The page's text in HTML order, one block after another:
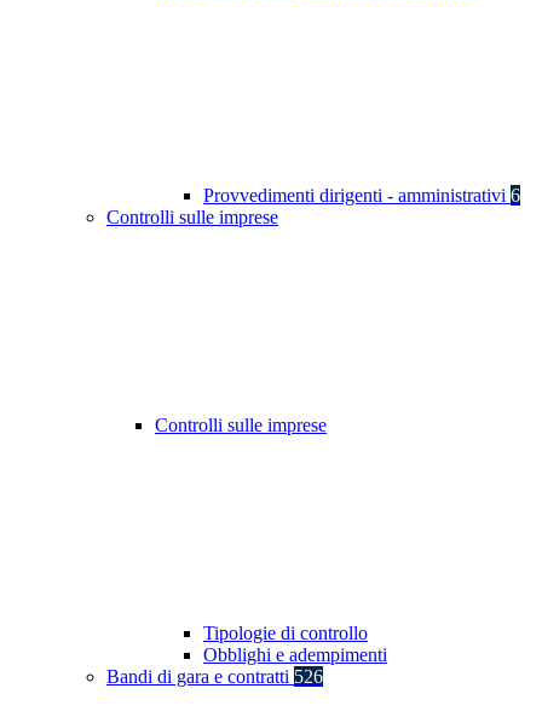
Provvedimenti dirigenti - amministrativi 6
Controlli sulle imprese
Controlli sulle imprese
Tipologie di controllo
Obblighi e adempimenti
Bandi di gara e contratti 526